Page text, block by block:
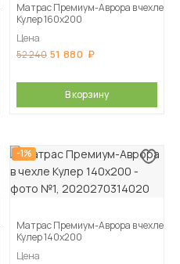
Матрас Премиум-Аврора в чехле
Кулер 160х200
Цена
52 240 51 880
В корзину
-1%
Матрас Премиум-Аврора в чехле
Кулер 140х200
Цена